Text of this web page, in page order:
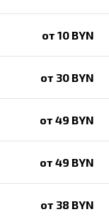
от 10 BYN
от 30 BYN
от 49 BYN
от 49 BYN
от 38 BYN